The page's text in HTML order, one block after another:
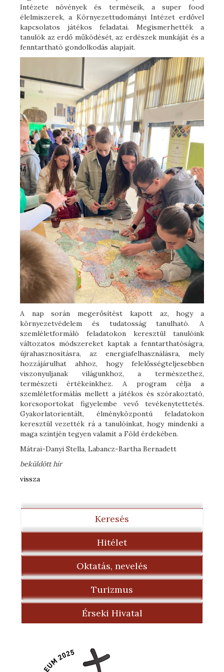
Intézete növények és terméseik, a super food
élelmiszerek, a Környezettudományi Intézet erdővel
kapcsolatos játékos feladatai. Megismerhették a
tanulók az erdő működését, az erdészek munkáját és a
fenntartható gondolkodás alapjait.
A nap során megerősítést kapott az, hogy a
környezetvédelem és tudatosság tanulható. A
szemléletformáló feladatokon keresztül tanulóink
változatos módszereket kaptak a fenntarthatóságra,
újrahasznosításra, az energiafelhasználásra, mely
hozzájárulhat ahhoz, hogy felelősségteljesebben
viszonyuljanak világunkhoz, a természethez,
természeti értékeinkhez. A program célja a
szemléletformálás mellett a játékos és szórakoztató,
korcsoportokat figyelembe vevő tevékenytettetés.
Gyakorlatorientált, élményközpontú feladatokon
keresztül vezették rá a tanulóinkat, hogy mindenki a
maga szintjén tegyen valamit a Föld érdekében.
Mátrai-Danyi Stella, Labancz-Bartha Bernadett
beküldött hír
vissza
Keresés
Hitélet
Oktatás, nevelés
Turizmus
Érseki Hivatal